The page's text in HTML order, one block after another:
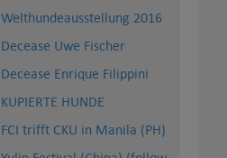
Welthundeausstellung 2016
Decease Uwe Fischer
Decease Enrique Filippini
KUPIERTE HUNDE
FCI trifft CKU in Manila (PH)